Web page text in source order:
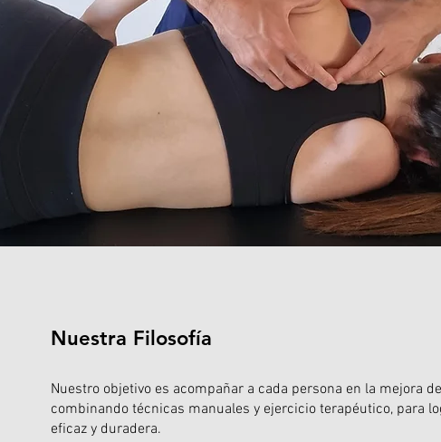
Nuestra Filosofía
Nuestro objetivo es acompañar a cada persona en la mejora
combinando técnicas manuales y ejercicio terapéutico, para
eficaz y duradera.